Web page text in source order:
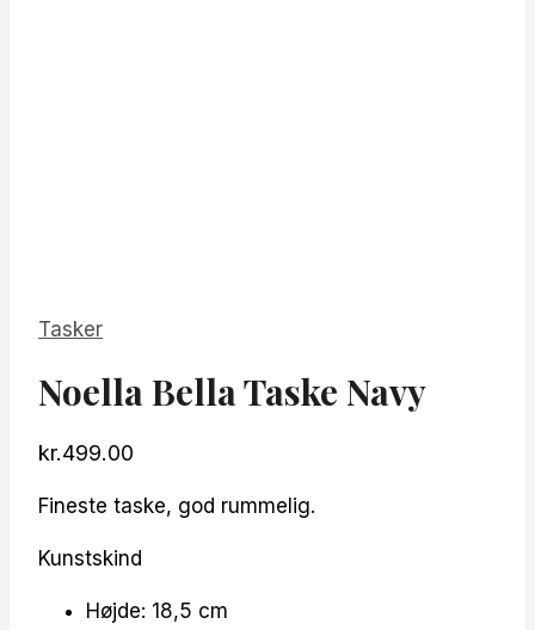
Tasker
Noella Bella Taske Navy
kr.499.00
Fineste taske, god rummelig.
Kunstskind
Højde: 18,5 cm